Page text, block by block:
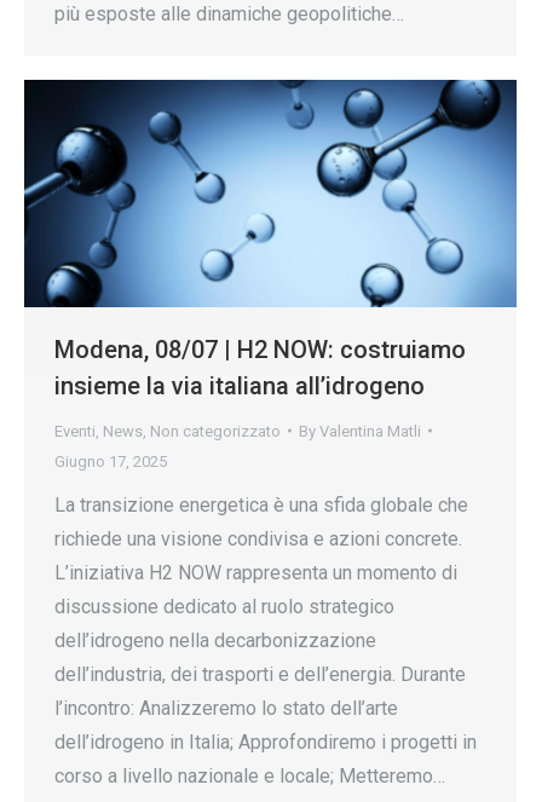
più esposte alle dinamiche geopolitiche…
Modena, 08/07 | H2 NOW: costruiamo
insieme la via italiana all’idrogeno
Eventi News Non categorizzato By Valentina Matli
Giugno 17, 2025
La transizione energetica è una sfida globale che
richiede una visione condivisa e azioni concrete.
L’iniziativa H2 NOW rappresenta un momento di
discussione dedicato al ruolo strategico
dell’idrogeno nella decarbonizzazione
dell’industria, dei trasporti e dell’energia. Durante
l’incontro: Analizzeremo lo stato dell’arte
dell’idrogeno in Italia; Approfondiremo i progetti in
corso a livello nazionale e locale; Metteremo…